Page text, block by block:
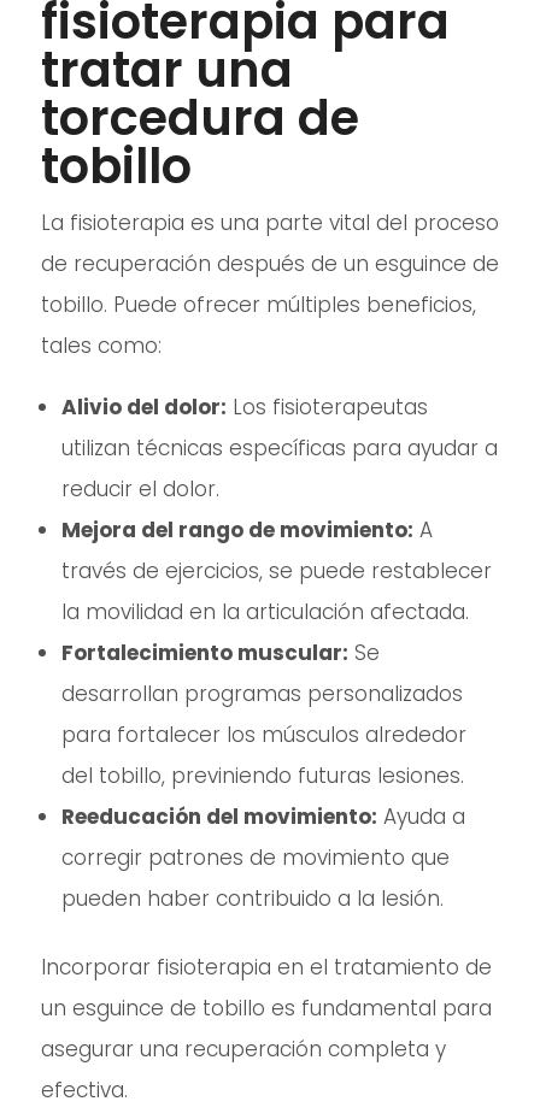
fisioterapia para
tratar una
torcedura de
tobillo
La fisioterapia es una parte vital del proceso
de recuperación después de un esguince de
tobillo. Puede ofrecer múltiples beneficios,
tales como:
Alivio del dolor: Los fisioterapeutas
utilizan técnicas específicas para ayudar a
reducir el dolor.
Mejora del rango de movimiento: A
través de ejercicios, se puede restablecer
la movilidad en la articulación afectada.
Fortalecimiento muscular: Se
desarrollan programas personalizados
para fortalecer los músculos alrededor
del tobillo, previniendo futuras lesiones.
Reeducación del movimiento: Ayuda a
corregir patrones de movimiento que
pueden haber contribuido a la lesión.
Incorporar fisioterapia en el tratamiento de
un esguince de tobillo es fundamental para
asegurar una recuperación completa y
efectiva.